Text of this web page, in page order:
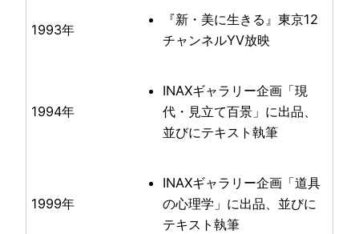
1993年
『新・美に生きる』東京12
チャンネルYV放映
1994年
INAXギャラリー企画「現
代・見立て百景」に出品、
並びにテキスト執筆
1999年
INAXギャラリー企画「道具
の心理学」に出品、並びに
テキスト執筆